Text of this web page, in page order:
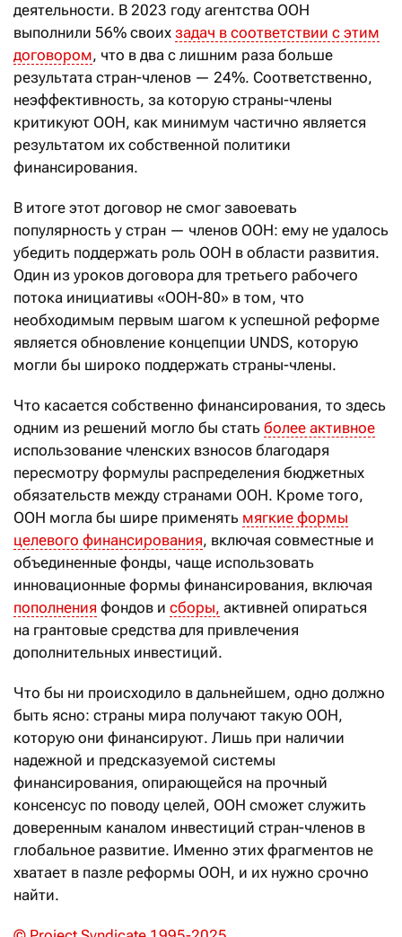
деятельности. В 2023 году агентства ООН
выполнили 56% своих задач в соответствии с этим
договором, что в два с лишним раза больше
результата стран-членов — 24%. Соответственно,
неэффективность, за которую страны-члены
критикуют ООН, как минимум частично является
результатом их собственной политики
финансирования.
В итоге этот договор не смог завоевать
популярность у стран — членов ООН: ему не удалось
убедить поддержать роль ООН в области развития.
Один из уроков договора для третьего рабочего
потока инициативы «ООН-80» в том, что
необходимым первым шагом к успешной реформе
является обновление концепции UNDS, которую
могли бы широко поддержать страны-члены.
Что касается собственно финансирования, то здесь
одним из решений могло бы стать более активное
использование членских взносов благодаря
пересмотру формулы распределения бюджетных
обязательств между странами ООН. Кроме того,
ООН могла бы шире применять мягкие формы
целевого финансирования, включая совместные и
объединенные фонды, чаще использовать
инновационные формы финансирования, включая
пополнения фондов и сборы, активней опираться
на грантовые средства для привлечения
дополнительных инвестиций.
Что бы ни происходило в дальнейшем, одно должно
быть ясно: страны мира получают такую ООН,
которую они финансируют. Лишь при наличии
надежной и предсказуемой системы
финансирования, опирающейся на прочный
консенсус по поводу целей, ООН сможет служить
доверенным каналом инвестиций стран-членов в
глобальное развитие. Именно этих фрагментов не
хватает в пазле реформы ООН, и их нужно срочно
найти.